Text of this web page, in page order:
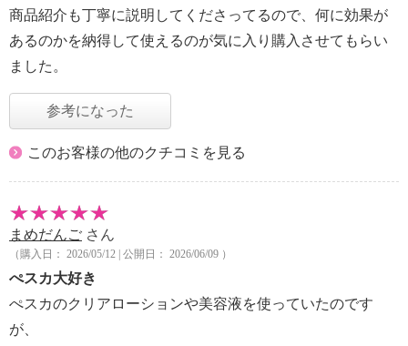
商品紹介も丁寧に説明してくださってるので、何に効果が
あるのかを納得して使えるのが気に入り購入させてもらい
ました。
参考になった
このお客様の他のクチコミを見る
まめだんご さん
（購入日： 2026/05/12 | 公開日： 2026/06/09 ）
ぺスカ大好き
ぺスカのクリアローションや美容液を使っていたのです
が、